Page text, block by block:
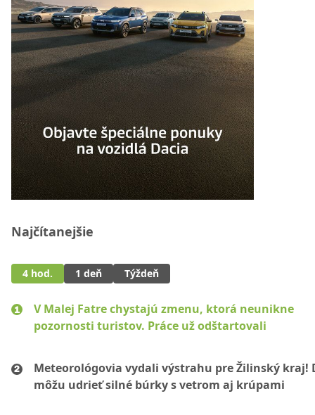
Najčítanejšie
4 hod. 1 deň Týždeň
V Malej Fatre chystajú zmenu, ktorá neunikne
pozornosti turistov. Práce už odštartovali
Meteorológovia vydali výstrahu pre Žilinský kraj!
môžu udrieť silné búrky s vetrom aj krúpami